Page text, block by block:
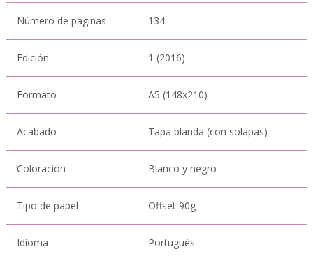
Número de páginas 134
Edición 1 (2016)
Formato A5 (148x210)
Acabado Tapa blanda (con solapas)
Coloración Blanco y negro
Tipo de papel Offset 90g
Idioma Portugués